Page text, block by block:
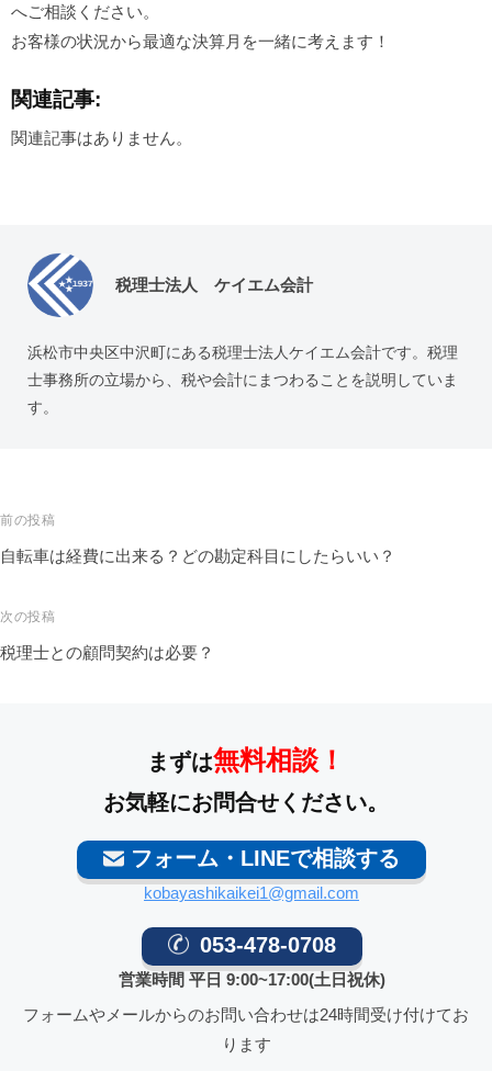
へご相談ください。
お客様の状況から最適な決算月を一緒に考えます！
関連記事:
関連記事はありません。
税理士法人 ケイエム会計
浜松市中央区中沢町にある税理士法人ケイエム会計です。税理
士事務所の立場から、税や会計にまつわることを説明していま
す。
前の投稿
自転車は経費に出来る？どの勘定科目にしたらいい？
次の投稿
税理士との顧問契約は必要？
まずは無料相談！
お気軽にお問合せください。
フォーム・LINEで相談する
kobayashikaikei1@gmail.com
053-478-0708
営業時間 平日 9:00~17:00(土日祝休)
フォームやメールからのお問い合わせは24時間受け付けてお
ります